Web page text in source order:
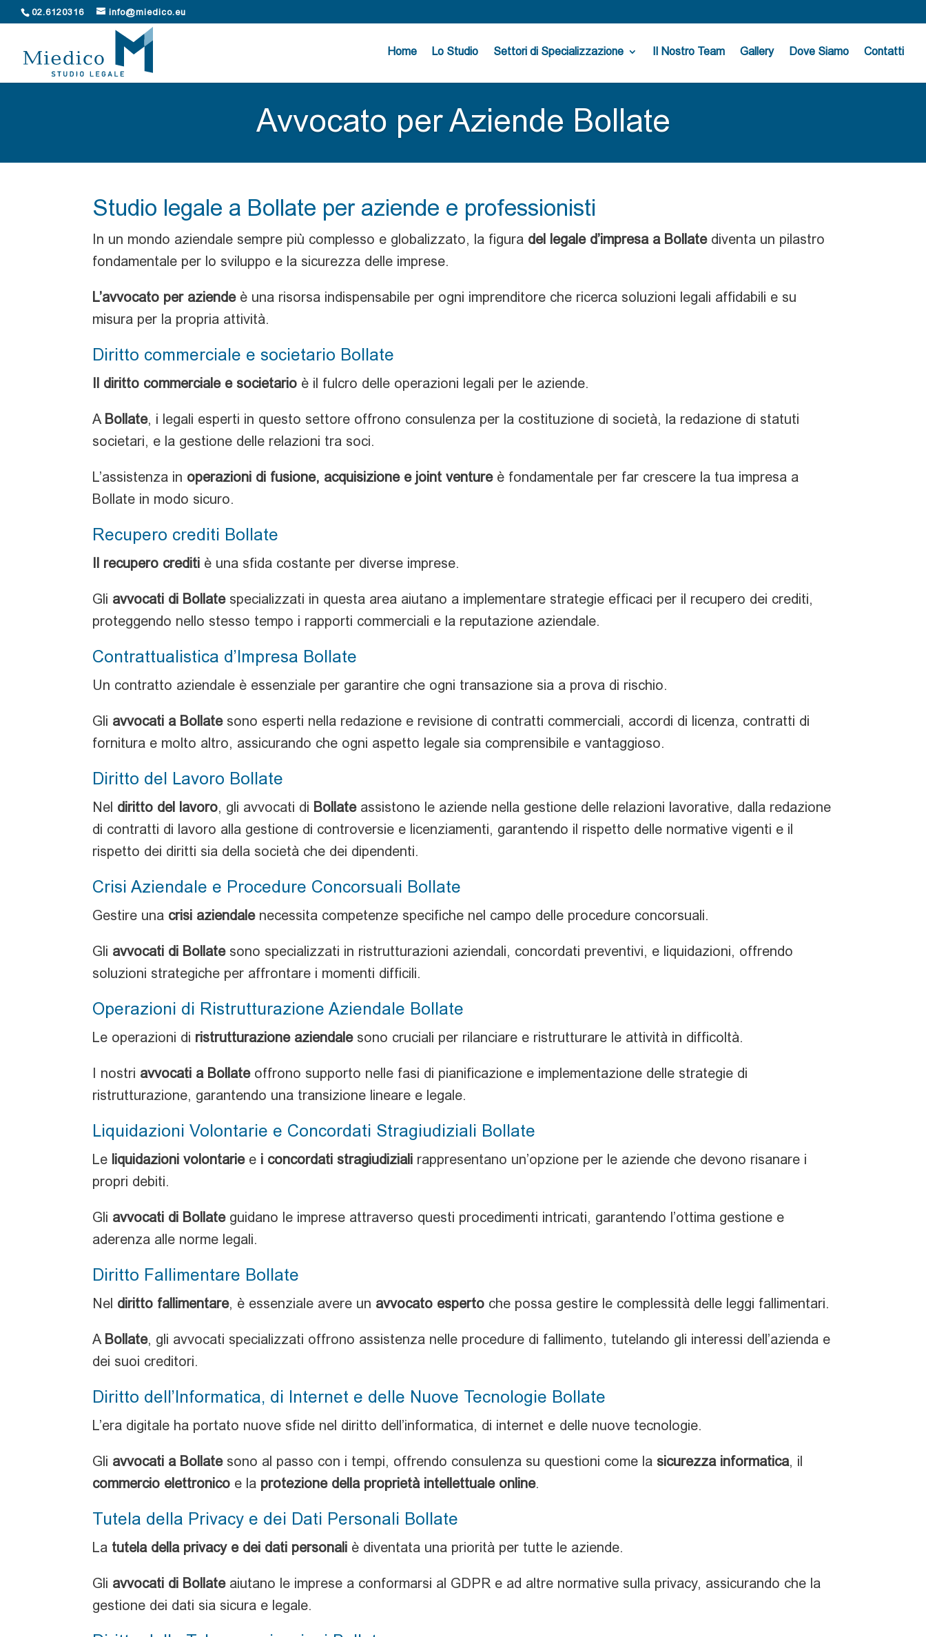
02.6120316 info@miedico.eu
Home Lo Studio Settori di Specializzazione Il Nostro Team Gallery Dove Siamo Contatti
Avvocato per Aziende Bollate
Studio legale a Bollate per aziende e professionisti
In un mondo aziendale sempre più complesso e globalizzato, la figura del legale d’impresa a Bollatediventa un pilastro
fondamentale per lo sviluppo e la sicurezza delle imprese.
L’avvocato per aziendeè una risorsa indispensabile per ogni imprenditore che ricerca soluzioni legali affidabili e su
misura per la propria attività.
Diritto commerciale e societario Bollate
Il diritto commerciale e societario è il fulcro delle operazioni legali per le aziende.
A Bollate, i legali esperti in questo settore offrono consulenza per la costituzione di società, la redazione di statuti
societari, e la gestione delle relazioni tra soci.
L’assistenza in operazioni di fusione, acquisizione e joint ventureè fondamentale per far crescere la tua impresa a
Bollate in modo sicuro.
Recupero crediti Bollate
Il recupero crediti è una sfida costante per diverse imprese.
Gli avvocati di Bollatespecializzati in questa area aiutano a implementare strategie efficaci per il recupero dei crediti,
proteggendo nello stesso tempo i rapporti commerciali e la reputazione aziendale.
Contrattualistica d’Impresa Bollate
Un contratto aziendale è essenziale per garantire che ogni transazione sia a prova di rischio.
Gli avvocati a Bollatesono esperti nella redazione e revisione di contratti commerciali, accordi di licenza, contratti di
fornitura e molto altro, assicurando che ogni aspetto legale sia comprensibile e vantaggioso.
Diritto del Lavoro Bollate
Nel diritto del lavoro, gli avvocati di Bollateassistono le aziende nella gestione delle relazioni lavorative, dalla redazione
di contratti di lavoro alla gestione di controversie e licenziamenti, garantendo il rispetto delle normative vigenti e il
rispetto dei diritti sia della società che dei dipendenti.
Crisi Aziendale e Procedure Concorsuali Bollate
Gestire una crisi aziendalenecessita competenze specifiche nel campo delle procedure concorsuali.
Gli avvocati di Bollatesono specializzati in ristrutturazioni aziendali, concordati preventivi, e liquidazioni, offrendo
soluzioni strategiche per affrontare i momenti difficili.
Operazioni di Ristrutturazione Aziendale Bollate
Le operazioni di ristrutturazione aziendalesono cruciali per rilanciare e ristrutturare le attività in difficoltà.
I nostri avvocati a Bollateoffrono supporto nelle fasi di pianificazione e implementazione delle strategie di
ristrutturazione, garantendo una transizione lineare e legale.
Liquidazioni Volontarie e Concordati Stragiudiziali Bollate
Le liquidazioni volontariee i concordati stragiudiziali rappresentano un’opzione per le aziende che devono risanare i
propri debiti.
Gli avvocati di Bollateguidano le imprese attraverso questi procedimenti intricati, garantendo l’ottima gestione e
aderenza alle norme legali.
Diritto Fallimentare Bollate
Nel diritto fallimentare, è essenziale avere un avvocato esperto che possa gestire le complessità delle leggi fallimentari.
A Bollate, gli avvocati specializzati offrono assistenza nelle procedure di fallimento, tutelando gli interessi dell’azienda e
dei suoi creditori.
Diritto dell’Informatica, di Internet e delle Nuove Tecnologie Bollate
L’era digitale ha portato nuove sfide nel diritto dell’informatica, di internet e delle nuove tecnologie.
Gli avvocati a Bollatesono al passo con i tempi, offrendo consulenza su questioni come lasicurezza informatica, il
commercio elettronico e la protezione della proprietà intellettuale online.
Tutela della Privacy e dei Dati Personali Bollate
La tutela della privacy e dei dati personali è diventata una priorità per tutte le aziende.
Gli avvocati di Bollateaiutano le imprese a conformarsi al GDPR e ad altre normative sulla privacy, assicurando che la
gestione dei dati sia sicura e legale.